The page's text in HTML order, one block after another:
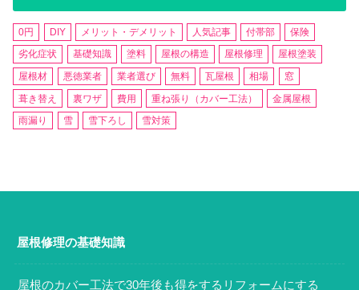
0円 DIY メリット・デメリット 人気記事 付帯部
保険
劣化症状
基礎知識 塗料 屋根の構造 屋根修理
屋根塗装
屋根材
悪徳業者 業者選び 無料 瓦屋根 相場
窓
葺き替え
裏ワザ 費用 重ね張り（カバー工法）
金属屋根
雨漏り
雪 雪下ろし 雪対策
屋根修理の基礎知識
屋根のカバー工法で30年後も得をするリフォームにする